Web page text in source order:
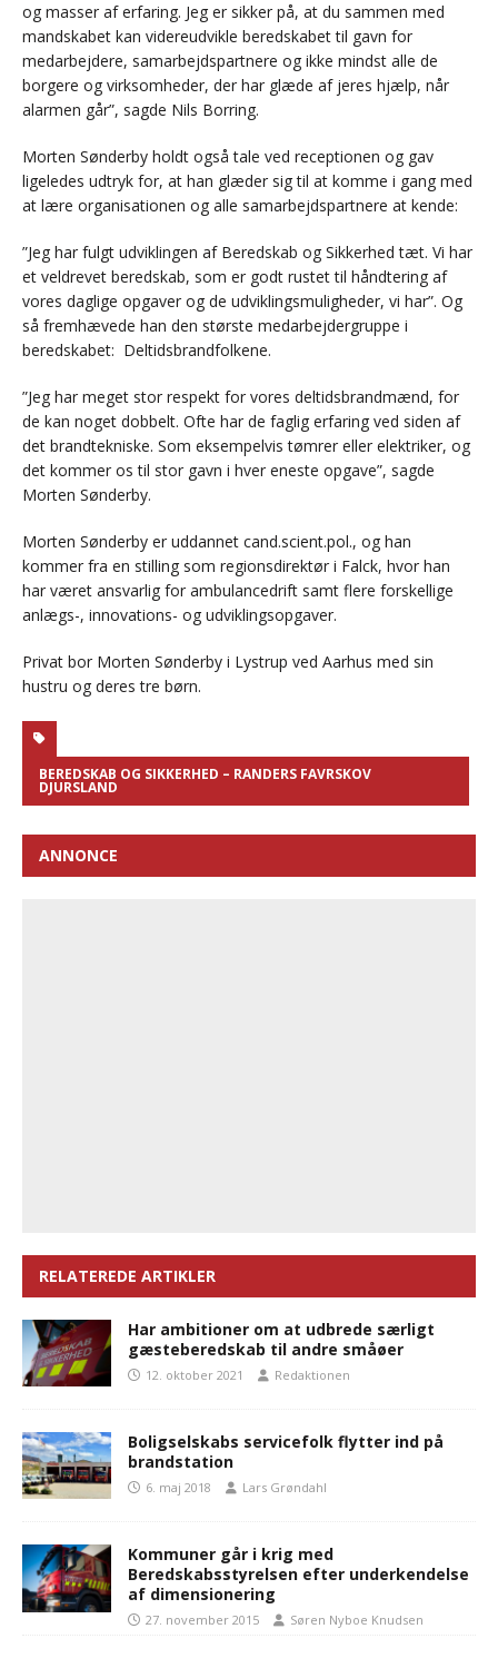
og masser af erfaring. Jeg er sikker på, at du sammen med
mandskabet kan videreudvikle beredskabet til gavn for
medarbejdere, samarbejdspartnere og ikke mindst alle de
borgere og virksomheder, der har glæde af jeres hjælp, når
alarmen går”, sagde Nils Borring.
Morten Sønderby holdt også tale ved receptionen og gav
ligeledes udtryk for, at han glæder sig til at komme i gang med
at lære organisationen og alle samarbejdspartnere at kende:
”Jeg har fulgt udviklingen af Beredskab og Sikkerhed tæt. Vi har
et veldrevet beredskab, som er godt rustet til håndtering af
vores daglige opgaver og de udviklingsmuligheder, vi har”. Og
så fremhævede han den største medarbejdergruppe i
beredskabet: Deltidsbrandfolkene.
”Jeg har meget stor respekt for vores deltidsbrandmænd, for
de kan noget dobbelt. Ofte har de faglig erfaring ved siden af
det brandtekniske. Som eksempelvis tømrer eller elektriker, og
det kommer os til stor gavn i hver eneste opgave”, sagde
Morten Sønderby.
Morten Sønderby er uddannet cand.scient.pol., og han
kommer fra en stilling som regionsdirektør i Falck, hvor han
har været ansvarlig for ambulancedrift samt flere forskellige
anlægs-, innovations- og udviklingsopgaver.
Privat bor Morten Sønderby i Lystrup ved Aarhus med sin
hustru og deres tre børn.
BEREDSKAB OG SIKKERHED – RANDERS FAVRSKOV
DJURSLAND
ANNONCE
RELATEREDE ARTIKLER
Har ambitioner om at udbrede særligt
gæsteberedskab til andre småøer
12. oktober 2021 Redaktionen
Boligselskabs servicefolk flytter ind på
brandstation
6. maj 2018 Lars Grøndahl
Kommuner går i krig med
Beredskabsstyrelsen efter underkendelse
af dimensionering
27. november 2015 Søren Nyboe Knudsen